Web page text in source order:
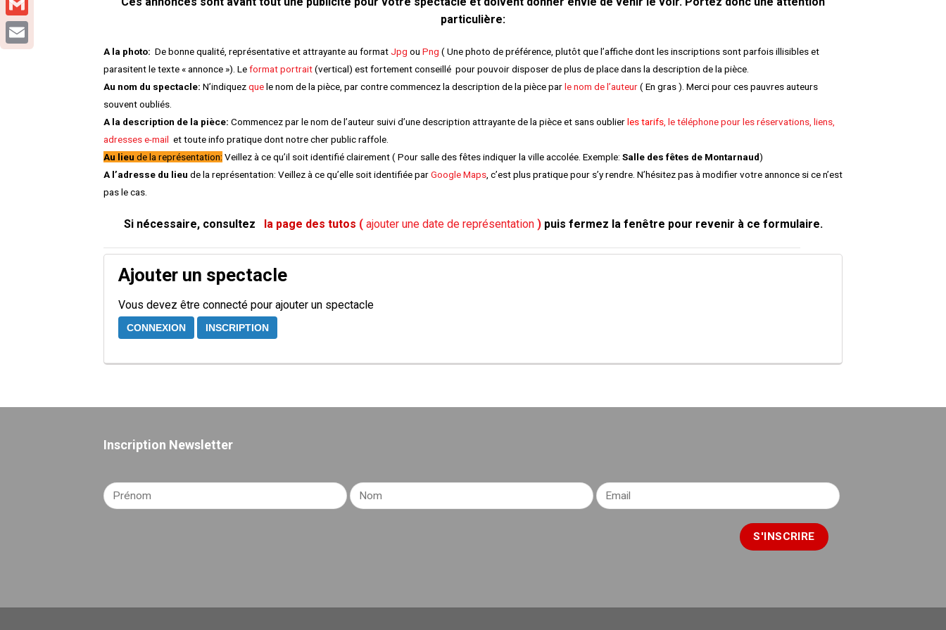
particulière:
A la photo: De bonne qualité, représentative et attrayante au format Jpg ou Png ( Une photo de préférence, plutôt que l’affiche dont les inscriptions sont parfois illisibles et
parasitent le texte « annonce »). Leformat portrait(vertical) est fortement conseillé pour pouvoir disposer de plus de place dans la description de la pièce.
Au nom du spectacle: N’indiquezquele nom de la pièce, par contre commencez la description de la pièce parle nom de l’auteur( En gras ). Merci pour ces pauvres auteurs
souvent oubliés.
A la description de la pièce: Commencez par le nom de l’auteur suivi d’une description attrayante de la pièce et sans oublierles tarifs, le téléphone pour les réservations, liens,
adresses e-mail et toute info pratique dont notre cher public raffole.
Au lieu de la représentation: Veillez à ce qu’il soit identifié clairement ( Pour salle des fêtes indiquer la ville accolée. Exemple: Salle des fêtes de Montarnaud)
A l’adresse du lieu de la représentation: Veillez à ce qu’elle soit identifiée parGoogle Maps, c’est plus pratique pour s’y rendre. N’hésitez pas à modifier votre annonce si ce n’est
pas le cas.
Si nécessaire, consultez la page des tutos ( ajouter une date de représentation)puis fermez la fenêtre pour revenir à ce formulaire.
Ajouter un spectacle
Vous devez être connecté pour ajouter un spectacle
CONNEXION INSCRIPTION
Inscription Newsletter
Gmail